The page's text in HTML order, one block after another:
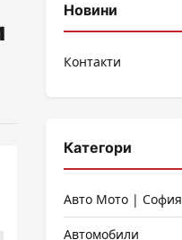
Новини
Контакти
Категори
Авто Мото | София
Автомобили